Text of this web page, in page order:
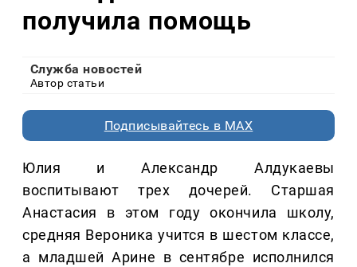
получила помощь
Служба новостей
Автор статьи
Подписывайтесь в MAX
Юлия и Александр Алдукаевы
воспитывают трех дочерей. Старшая
Анастасия в этом году окончила школу,
средняя Вероника учится в шестом классе,
а младшей Арине в сентябре исполнился